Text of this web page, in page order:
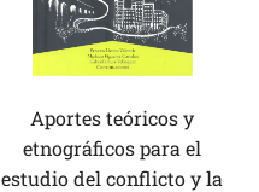
Aportes teóricos y
etnográficos para el
estudio del conflicto y la